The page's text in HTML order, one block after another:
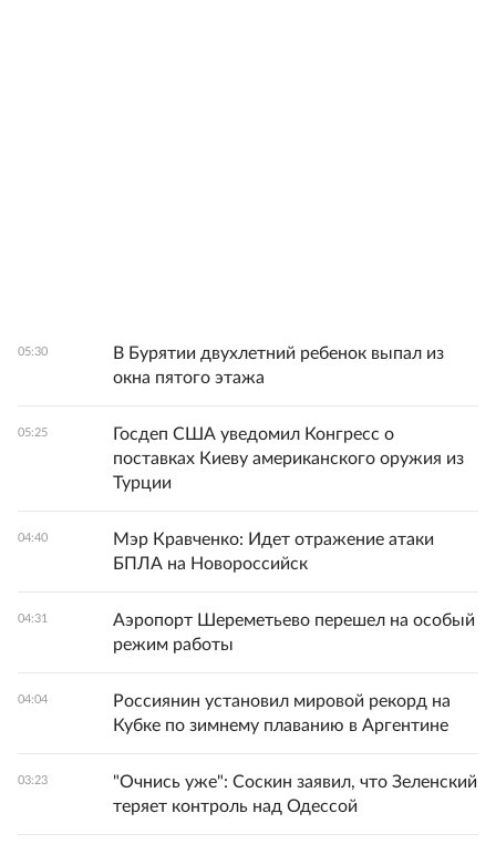
05:30
В Бурятии двухлетний ребенок выпал из
окна пятого этажа
05:25
Госдеп США уведомил Конгресс о
поставках Киеву американского оружия из
Турции
04:40
Мэр Кравченко: Идет отражение атаки
БПЛА на Новороссийск
04:31
Аэропорт Шереметьево перешел на особый
режим работы
04:04
Россиянин установил мировой рекорд на
Кубке по зимнему плаванию в Аргентине
03:23
"Очнись уже": Соскин заявил, что Зеленский
теряет контроль над Одессой